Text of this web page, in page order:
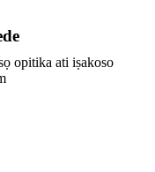
opitika ati iṣakoso